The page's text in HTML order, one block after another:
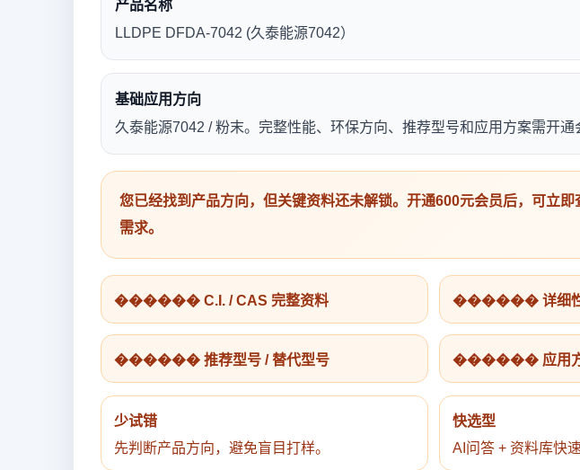
产品名称
LLDPE DFDA-7042 (久泰能源7042）
基础应用方向
久泰能源7042 / 粉末。完整性能、环保方向、推荐型号和应用方案需开通
您已经找到产品方向，但关键资料还未解锁。开通600元会员后，可立
需求。
������ C.I. / CAS 完整资料 ������ 详细性
������ 推荐型号 / 替代型号 ������ 应用方
少试错
先判断产品方向，避免盲目打样。
快选型
AI问答 + 资料库快